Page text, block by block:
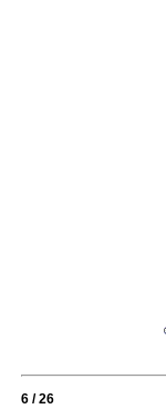
6 / 26